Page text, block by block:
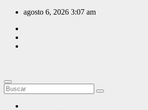
Saltar
contenido
agosto 6, 2026 3:07 am